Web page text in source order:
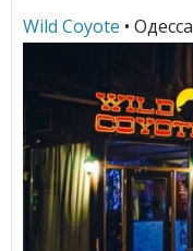
Wild Coyote • Одесса